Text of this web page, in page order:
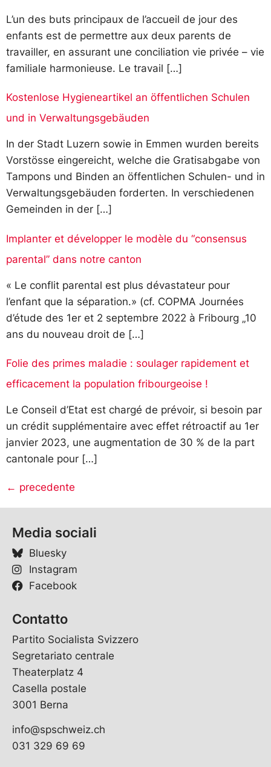
L’un des buts principaux de l’accueil de jour des
enfants est de permettre aux deux parents de
travailler, en assurant une conciliation vie privée – vie
familiale harmonieuse. Le travail […]
Kostenlose Hygieneartikel an öffentlichen Schulen
und in Verwaltungsgebäuden
In der Stadt Luzern sowie in Emmen wurden bereits
Vorstösse eingereicht, welche die Gratisabgabe von
Tampons und Binden an öffentlichen Schulen- und in
Verwaltungsgebäuden forderten. In verschiedenen
Gemeinden in der […]
Implanter et développer le modèle du “consensus
parental” dans notre canton
« Le conflit parental est plus dévastateur pour
l’enfant que la séparation.» (cf. COPMA Journées
d’étude des 1er et 2 septembre 2022 à Fribourg „10
ans du nouveau droit de […]
Folie des primes maladie : soulager rapidement et
efficacement la population fribourgeoise !
Le Conseil d’Etat est chargé de prévoir, si besoin par
un crédit supplémentaire avec effet rétroactif au 1er
janvier 2023, une augmentation de 30 % de la part
cantonale pour […]
← precedente
Media sociali
Bluesky
Instagram
Facebook
Contatto
Partito Socialista Svizzero
Segretariato centrale
Theaterplatz 4
Casella postale
3001 Berna
info@spschweiz.ch
031 329 69 69